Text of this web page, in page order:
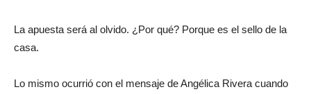
La apuesta será al olvido. ¿Por qué? Porque es el sello de la
casa.
Lo mismo ocurrió con el mensaje de Angélica Rivera cuando